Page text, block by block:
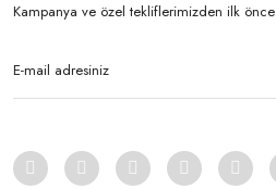
Kampanya ve özel tekliflerimizden ilk önce